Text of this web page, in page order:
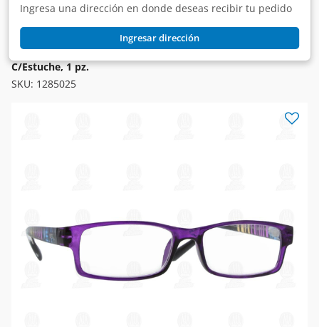
Ingresa una dirección en donde deseas recibir tu pedido
Ingresar dirección
Farmacia Visual Óptica
Lentes SPL para Lectura Grad. +3.00 Color Morado
C/Estuche, 1 pz.
SKU: 1285025